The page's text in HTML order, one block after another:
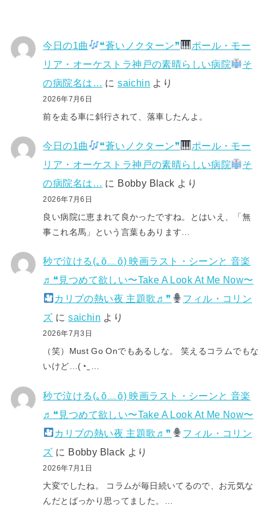
今日の1曲 ❝蒼いノクターン❞
ポール・モー
リア・オーケストラ神戸の素晴らしい病院
そ
の病院名は…
にsaichin より
2026年7月6日
前を走る車に斜行されて、落車したんよ。
今日の1曲 ❝蒼いノクターン❞
ポール・モー
リア・オーケストラ神戸の素晴らしい病院
そ
の病院名は… に Bobby Black より
2026年7月6日
良い病院に恵まれて良かったですね。とはいえ、「無
事これ名馬」という言葉もあります…
秒で泣ける(⁠｡⁠ŏ⁠﹏⁠ŏ⁠) 映画ラスト・シーンと 音楽
♬❝見つめて欲しい〜Take A Look At Me Now〜
カリブの熱い夜 主題歌♬❞
フィル・コリン
ズ にsaichin より
2026年7月3日
（笑）Must Go Onでもあるしな。 笑えるコラムでもな
いけど…(⁠◔⁠‿⁠…
秒で泣ける(⁠｡⁠ŏ⁠﹏⁠ŏ⁠) 映画ラスト・シーンと 音楽
♬❝見つめて欲しい〜Take A Look At Me Now〜
カリブの熱い夜 主題歌♬❞
フィル・コリン
ズ に Bobby Black より
2026年7月1日
大変でしたね。 コラムが毎日続いてるので、お元気な
んだとばっかり思ってました。…